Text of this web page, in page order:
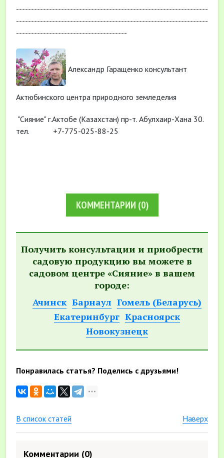
----------------------------------------------------------------
----------------------------------------------------------------
-------------------------------------
Александр Гаращенко консультант
Актюбинского центра природного земледелия
"Сияние" г.Актобе (Казахстан) пр-т. Абулхаир-Хана 30.
тел. +7-775-025-88-25
КОММЕНТАРИИ (0)
Получить консультации и приобрести
садовую продукцию вы можете в
садовом центре «Сияние» в вашем
городе:
Ачинск Барнаул Гомель (Беларусь)
Екатеринбург Красноярск
Новокузнецк
Понравилась статья? Поделись с друзьями!
В список статей Наверх
Комментарии (0)